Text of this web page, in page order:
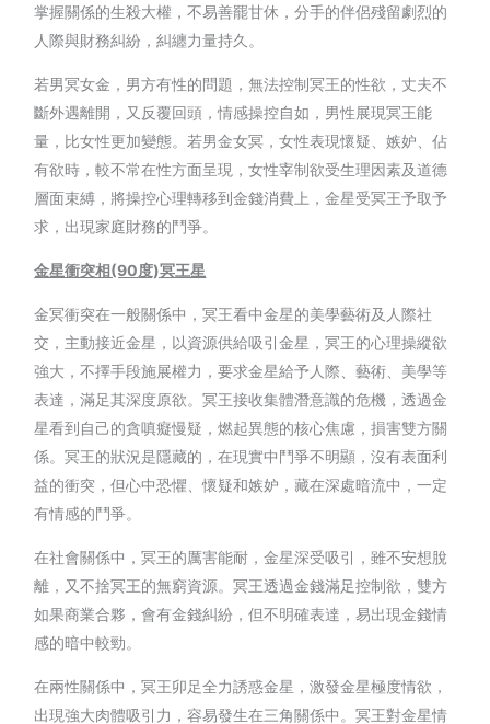
掌握關係的生殺大權，不易善罷甘休，分手的伴侶殘留劇烈的
人際與財務糾紛，糾纏力量持久。
若男冥女金，男方有性的問題，無法控制冥王的性欲，丈夫不
斷外遇離開，又反覆回頭，情感操控自如，男性展現冥王能
量，比女性更加變態。若男金女冥，女性表現懷疑、嫉妒、佔
有欲時，較不常在性方面呈現，女性宰制欲受生理因素及道德
層面束縛，將操控心理轉移到金錢消費上，金星受冥王予取予
求，出現家庭財務的鬥爭。
金星衝突相(90度)冥王星
金冥衝突在一般關係中，冥王看中金星的美學藝術及人際社
交，主動接近金星，以資源供給吸引金星，冥王的心理操縱欲
強大，不擇手段施展權力，要求金星給予人際、藝術、美學等
表達，滿足其深度原欲。冥王接收集體潛意識的危機，透過金
星看到自己的貪嗔癡慢疑，燃起異態的核心焦慮，損害雙方關
係。冥王的狀況是隱藏的，在現實中鬥爭不明顯，沒有表面利
益的衝突，但心中恐懼、懷疑和嫉妒，藏在深處暗流中，一定
有情感的鬥爭。
在社會關係中，冥王的厲害能耐，金星深受吸引，雖不安想脫
離，又不捨冥王的無窮資源。冥王透過金錢滿足控制欲，雙方
如果商業合夥，會有金錢糾紛，但不明確表達，易出現金錢情
感的暗中較勁。
在兩性關係中，冥王卯足全力誘惑金星，激發金星極度情欲，
出現強大肉體吸引力，容易發生在三角關係中。冥王對金星情